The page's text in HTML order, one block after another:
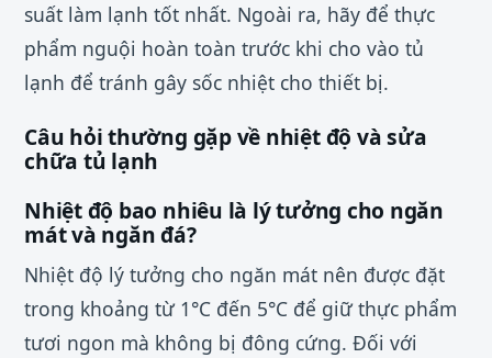
suất làm lạnh tốt nhất. Ngoài ra, hãy để thực
phẩm nguội hoàn toàn trước khi cho vào tủ
lạnh để tránh gây sốc nhiệt cho thiết bị.
Câu hỏi thường gặp về nhiệt độ và sửa
chữa tủ lạnh
Nhiệt độ bao nhiêu là lý tưởng cho ngăn
mát và ngăn đá?
Nhiệt độ lý tưởng cho ngăn mát nên được đặt
trong khoảng từ 1°C đến 5°C để giữ thực phẩm
tươi ngon mà không bị đông cứng. Đối với